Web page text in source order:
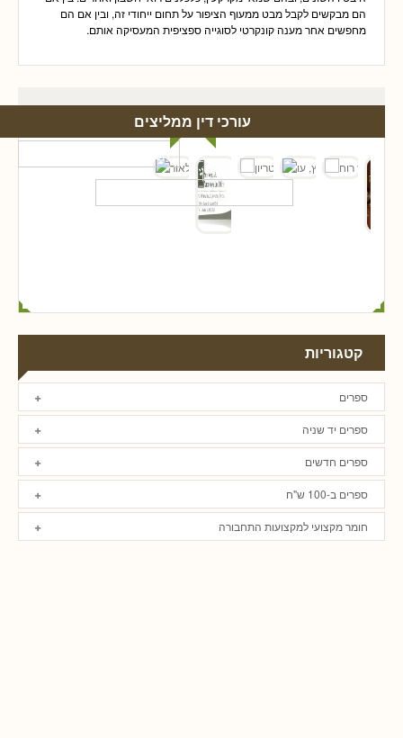
הם מבקשים לקבל מבט ממעוף הציפור על תחום ייחודי זה, ובין אם הם
מחפשים אחר מענה קונקרטי לסוגייה ספציפית המעסיקה אותם.
עורכי דין ממליצים
קטגוריות
ספרים
ספרים יד שניה
ספרים חדשים
ספרים ב-100 ש"ח
חומר מקצועי למקצועות התחבורה